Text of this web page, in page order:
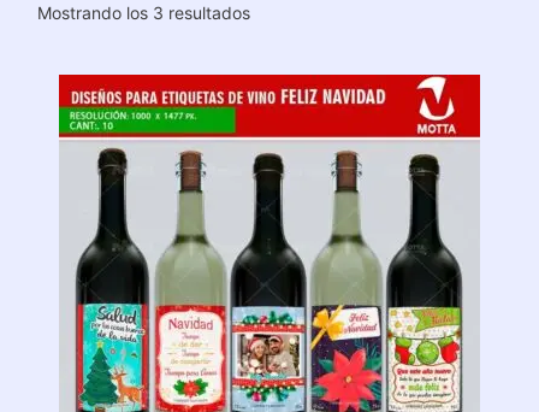
Mostrando los 3 resultadosOrdenado
últimos